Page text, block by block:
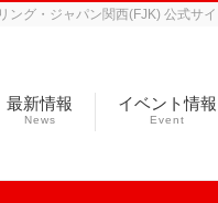
ング・ジャパン関西(FJK) 公式サイ
最新情報
News
イベント情報
Event